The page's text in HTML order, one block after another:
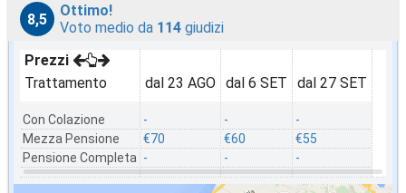
8,5
Ottimo!
Voto medio da 114 giudizi
Prezzi
Trattamento
Con Colazione
Mezza Pensione
Pensione Completa
dal 23 AGO
-
€70
-
dal 6 SET
-
€60
-
dal 27 SET
-
€55
-